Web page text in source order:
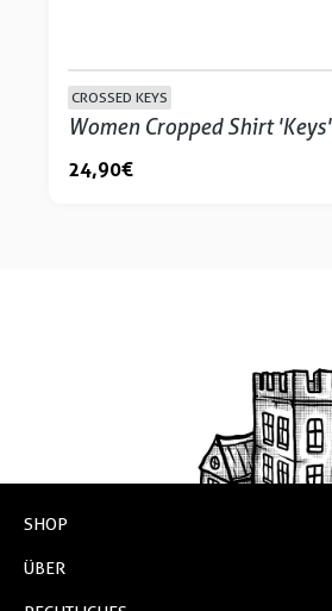
CROSSED KEYS
Women Cropped Shirt 'Keys'
24,90 €
SHOP
ÜBER